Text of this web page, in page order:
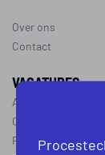
Over ons
Contact
VACATURES
Alle vacatures
Operator vacatures